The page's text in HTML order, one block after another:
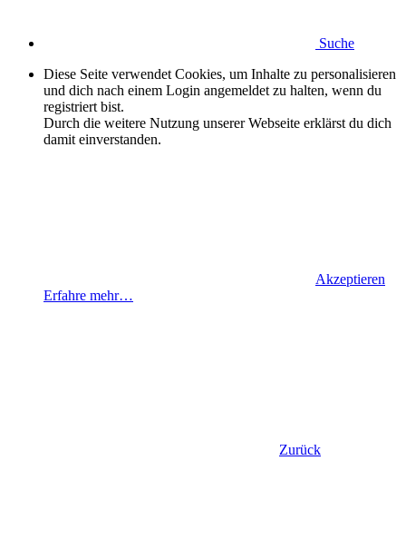
Suche
Diese Seite verwendet Cookies, um Inhalte zu personalisieren
und dich nach einem Login angemeldet zu halten, wenn du
registriert bist.
Durch die weitere Nutzung unserer Webseite erklärst du dich
damit einverstanden.
Akzeptieren
Erfahre mehr…
Zurück